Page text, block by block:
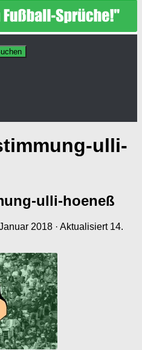
ulli-
ulli-hoeneß
2018 · Aktualisiert 14.